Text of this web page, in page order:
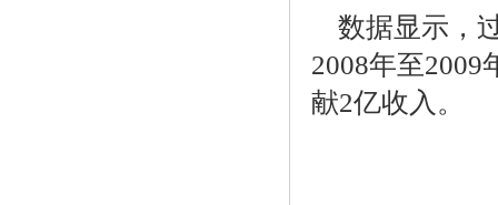
数据显示，
2008年至2009
献2亿收入。